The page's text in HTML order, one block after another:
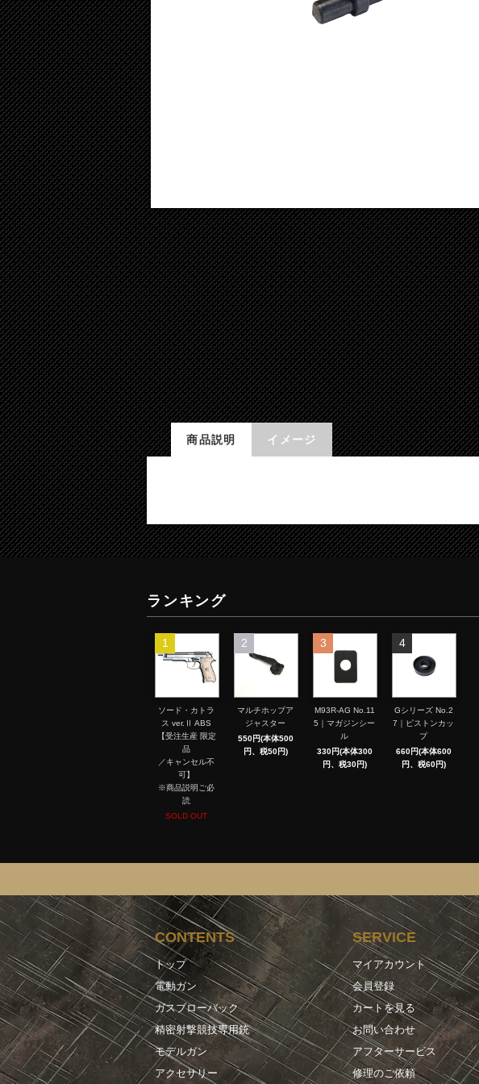
商品説明 イメージ
ランキング
1
ソード・カトラ
ス ver.Ⅱ ABS
【受注生産 限定
品
／キャンセル不
可】
※商品説明ご必
読
SOLD OUT
2
マルチホップア
ジャスター
550円(本体500
円、税50円)
3
M93R-AG No.11
5｜マガジンシー
ル
330円(本体300
円、税30円)
4
Gシリーズ No.2
7｜ピストンカッ
プ
660円(本体600
円、税60円)
CONTENTS
トップ
電動ガン
ガスブローバック
精密射撃競技専用銃
モデルガン
アクセサリー
SERVICE
マイアカウント
会員登録
カートを見る
お問い合わせ
アフターサービス
修理のご依頼